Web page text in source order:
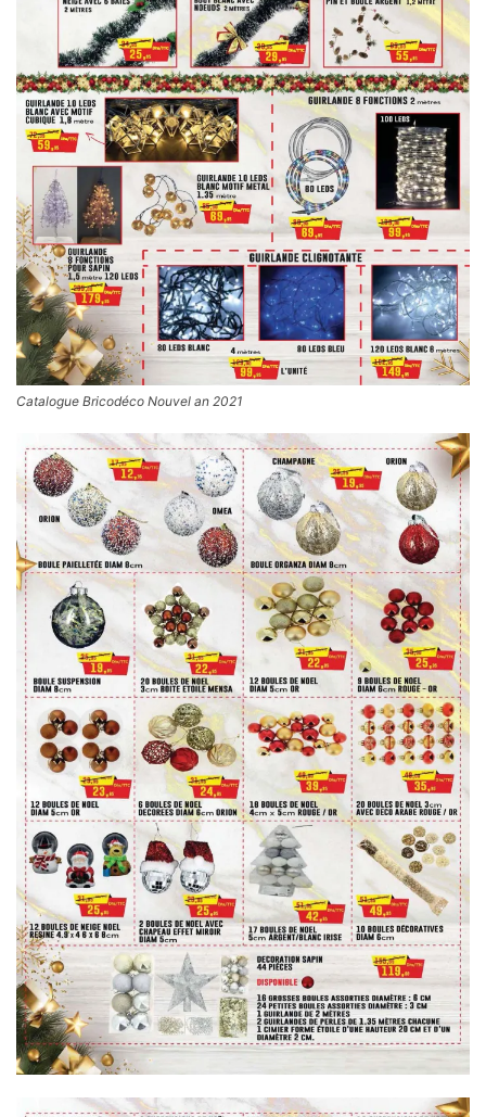
Catalogue Bricodéco Nouvel an 2021